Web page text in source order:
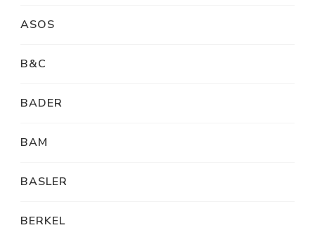
ASOS
B&C
BADER
BAM
BASLER
BERKEL